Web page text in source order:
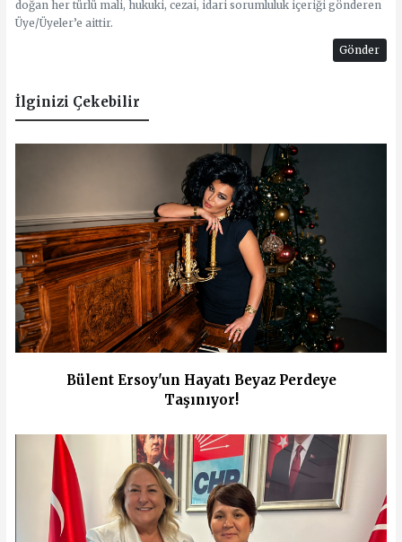
doğan her türlü mali, hukuki, cezai, idari sorumluluk içeriği gönderen
Üye/Üyeler’e aittir.
Gönder
İlginizi Çekebilir
Bülent Ersoy'un Hayatı Beyaz Perdeye
Taşınıyor!